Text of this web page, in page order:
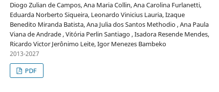
Diogo Zulian de Campos, Ana Maria Collin, Ana Carolina Furlanetti,
Eduarda Norberto Siqueira, Leonardo Vinicius Lauria, Izaque
Benedito Miranda Batista, Ana Julia dos Santos Methodio , Ana Paula
Viana de Andrade , Vitória Perlin Santiago , Isadora Resende Mendes,
Ricardo Victor Jerônimo Leite, Igor Menezes Bambeko
2013-2027
PDF